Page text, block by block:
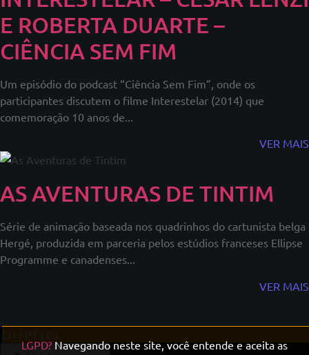
E ROBERTA DUARTE –
CIÊNCIA SEM FIM
Um episódio do podcast “Ciência Sem Fim”, onde os
participantes discutem o filme Interestelar (2014) que
comemoração 10 anos de...
VER MAIS
AS AVENTURAS DE TINTIM
Série de animação baseada nos quadrinhos do cartunista belga
Hergé, produzida em parceria pelos estúdios franceses Ellipse
Programme e canadenses...
VER MAIS
EN | PT | ES
LGPD? Navegando neste site, você entende e aceita as